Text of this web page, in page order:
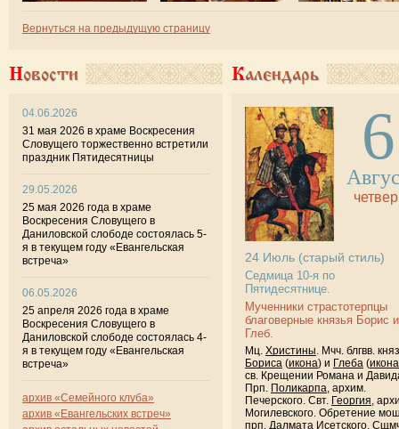
Вернуться на предыдущую страницу
Новости
04.06.2026
31 мая 2026 в храме Воскресения
Словущего торжественно встретили
праздник Пятидесятницы
29.05.2026
25 мая 2026 года в храме
Воскресения Словущего в
Даниловской слободе состоялась 5-
я в текущем году «Евангельская
встреча»
06.05.2026
25 апреля 2026 года в храме
Воскресения Словущего в
Даниловской слободе состоялась 4-
я в текущем году «Евангельская
встреча»
архив «Семейного клуба»
архив «Евангельских встреч»
Календарь
6
24 Июль (старый стиль)
Седмица 10-я по
Пятидесятнице.
Мученники страстотерпцы
благоверные князья Борис и
Глеб.
Мц. Христины . Мчч. блгвв.
Бориса (икона) и Глеба (икона
св. Крещении Романа и
Прп. Поликарпа , архим.
Печерского. Свт. Георгия ,
Могилевского. Обретение
прп. Далмата Исетского.